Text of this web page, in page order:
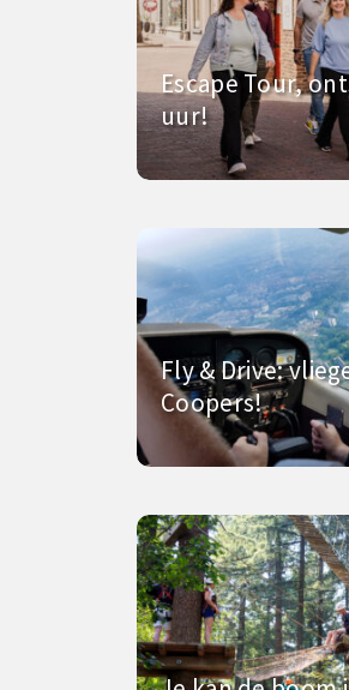
Escape Tour,
uur!
Fly & Drive:
Coopers!